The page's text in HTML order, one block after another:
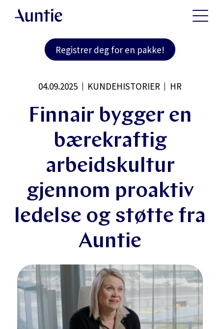
Registrer deg for en pakke!
04.09.2025 KUNDEHISTORIER HR
Finnair bygger en
bærekraftig
arbeidskultur
gjennom proaktiv
ledelse og støtte fra
Auntie